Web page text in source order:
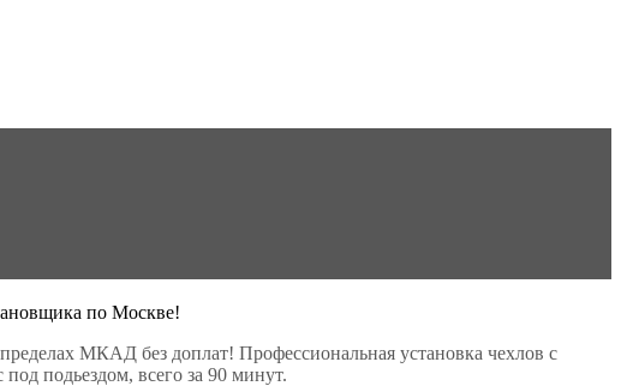
по Москве!
МКАД без доплат! Профессиональная установка чехлов с
подьездом, всего за 90 минут.